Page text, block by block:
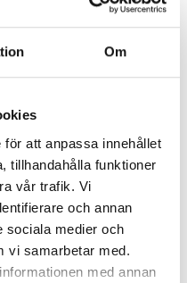
Om
att anpassa innehållet
tillhandahålla funktioner
vår trafik. Vi
och annan
sociala medier och
vi samarbetar med.
med annan
122-150mm
95mm
Massiv